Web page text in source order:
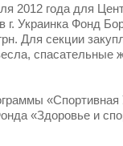
2012 года для
г. Украинка Фонд
Для секции
спасательные
«Спортивная
«Здоровье и